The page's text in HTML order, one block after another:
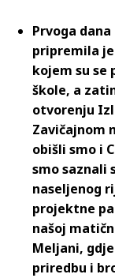
Prvoga
pripremila
kojem su se
škole, a
otvorenju
Zavičajnom
obišli smo i
smo saznali
naseljenog
projektne
našoj
Meljani,
priredbu i